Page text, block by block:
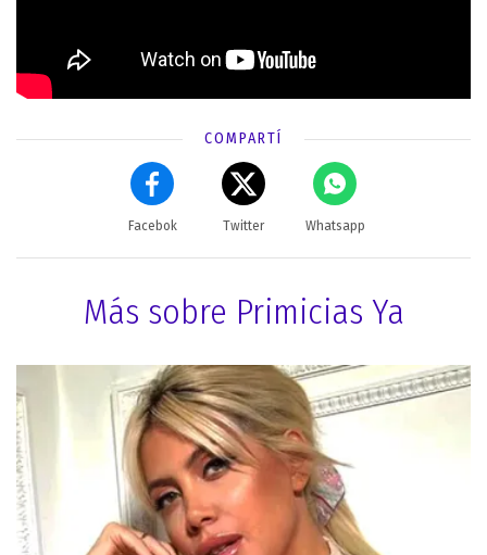
COMPARTÍ
Facebok Twitter Whatsapp
Más sobre Primicias Ya